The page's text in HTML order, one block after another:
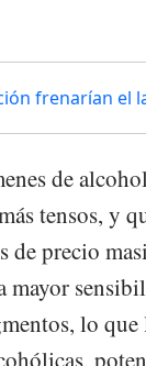
frenarían el
de
tensos, y
de precio
mayor
lo